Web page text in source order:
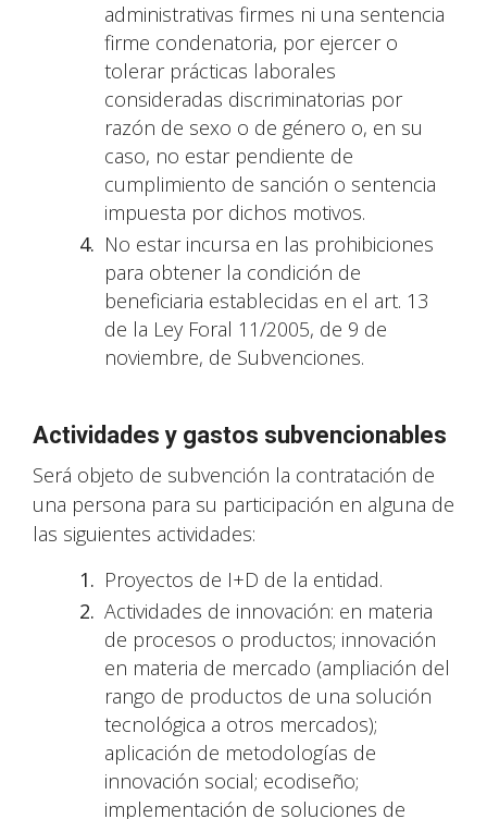
administrativas firmes ni una sentencia
firme condenatoria, por ejercer o
tolerar prácticas laborales
consideradas discriminatorias por
razón de sexo o de género o, en su
caso, no estar pendiente de
cumplimiento de sanción o sentencia
impuesta por dichos motivos.
No estar incursa en las prohibiciones
para obtener la condición de
beneficiaria establecidas en el art. 13
de la Ley Foral 11/2005, de 9 de
noviembre, de Subvenciones.
Actividades y gastos subvencionables
Será objeto de subvención la contratación de
una persona para su participación en alguna de
las siguientes actividades:
Proyectos de I+D de la entidad.
Actividades de innovación: en materia
de procesos o productos; innovación
en materia de mercado (ampliación del
rango de productos de una solución
tecnológica a otros mercados);
aplicación de metodologías de
innovación social; ecodiseño;
implementación de soluciones de